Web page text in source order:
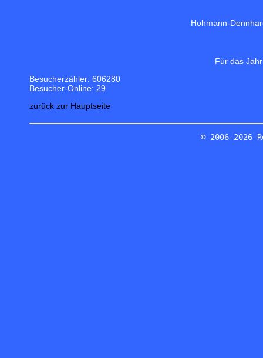
Hohmann-
Für das
Besucherzähler: 606280
Besucher-Online: 29
zurück zur Hauptseite
© 2006-2026